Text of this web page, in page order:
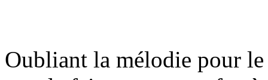
Oubliant la mélodie pour le